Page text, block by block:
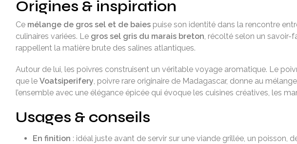
Origines & inspiration
Ce mélange de gros sel et de baies puise son identité dans la rencontre
culinaires variées. Le gros sel gris du marais breton, récolté selon un savoir-
rappellent la matière brute des salines atlantiques.
Autour de lui, les poivres construisent un véritable voyage aromatique. Le
que le Voatsiperifery, poivre rare originaire de Madagascar, donne au
l’ensemble avec une élégance épicée qui évoque les cuisines créatives, les
Usages & conseils
En finition : idéal juste avant de servir sur une viande grillée, un poisson,